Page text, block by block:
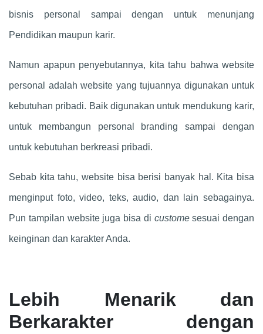
bisnis personal sampai dengan untuk menunjang
Pendidikan maupun karir.
Namun apapun penyebutannya, kita tahu bahwa website
personal adalah website yang tujuannya digunakan untuk
kebutuhan pribadi. Baik digunakan untuk mendukung karir,
untuk membangun personal branding sampai dengan
untuk kebutuhan berkreasi pribadi.
Sebab kita tahu, website bisa berisi banyak hal. Kita bisa
menginput foto, video, teks, audio, dan lain sebagainya.
Pun tampilan website juga bisa di customesesuai dengan
keinginan dan karakter Anda.
Lebih Menarik dan
Berkarakter dengan